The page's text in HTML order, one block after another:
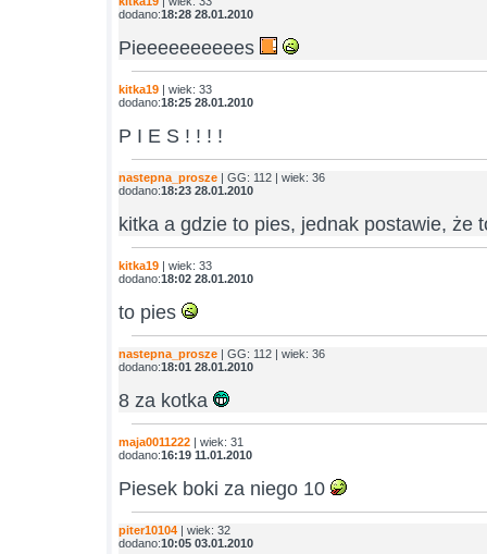
dodano:18:28 28.01.2010
Pieeeeeeeeees
kitka19 | wiek: 33
dodano:18:25 28.01.2010
P I E S ! ! ! !
nastepna_prosze | GG: 112 | wiek: 36
dodano:18:23 28.01.2010
kitka a gdzie to pies, jednak postawie, że
kitka19 | wiek: 33
dodano:18:02 28.01.2010
to pies
nastepna_prosze | GG: 112 | wiek: 36
dodano:18:01 28.01.2010
8 za kotka
maja0011222 | wiek: 31
dodano:16:19 11.01.2010
Piesek boki za niego 10
piter10104 | wiek: 32
dodano:10:05 03.01.2010